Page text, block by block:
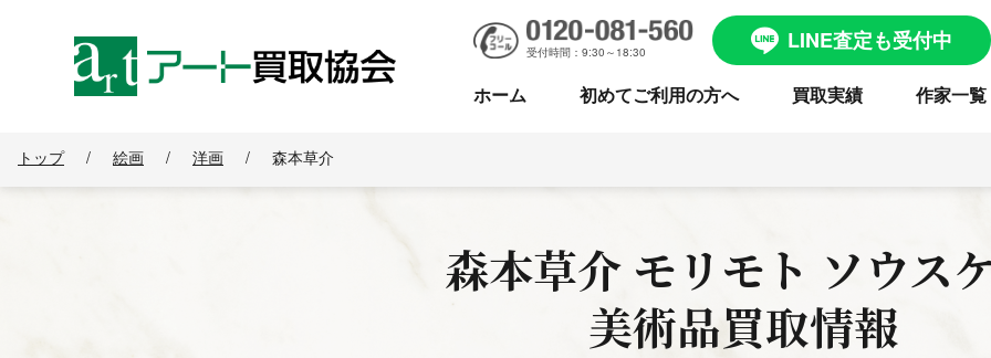
受付時間：9:30～18:30 LINE査定も受付中
ホーム 初めてご利用の方へ 買取実績 作家一覧
トップ / 絵画 / 洋画 / 森本草介
森本草介 モリモト ソウス
美術品買取情報